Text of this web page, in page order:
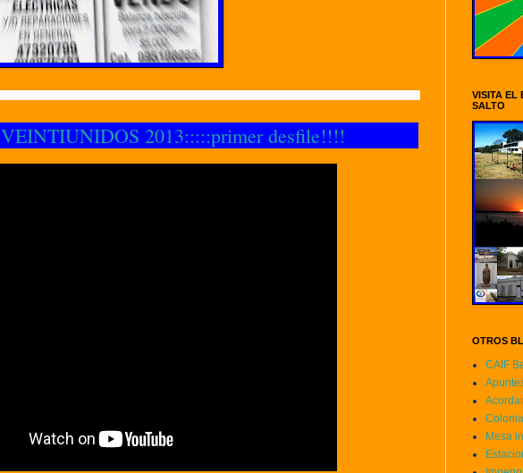
VEINTIUNIDOS 2013:::::primer desfile!!!!
VISITA EL
SALTO
OTROS
CAIF
Mesa